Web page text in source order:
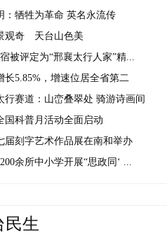
：牺牲为革命 英名永流传
观奇 天台山色美
被评定为“邢襄太行人家”精...
长5.85%，增速位居全省第二
行赛道：山峦叠翠处 骑游诗画间
国科普月活动全面启动
届刻字艺术作品展在南和举办
余所中小学开展“思政同‘ ...
民生